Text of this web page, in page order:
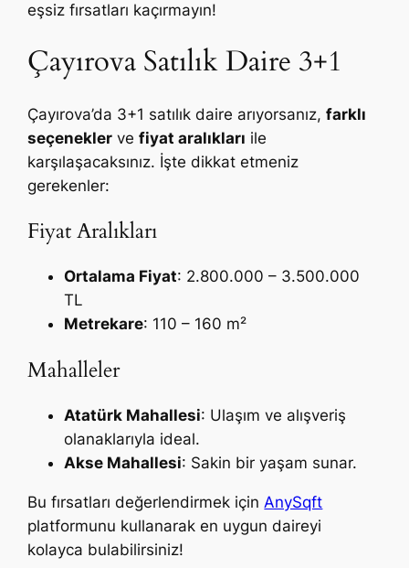
eşsiz fırsatları kaçırmayın!
Çayırova Satılık Daire 3+1
Çayırova’da 3+1 satılık daire arıyorsanız,farklı
seçenekler vefiyat aralıkları ile
karşılaşacaksınız. İşte dikkat etmeniz
gerekenler:
Fiyat Aralıkları
Ortalama Fiyat: 2.800.000 – 3.500.000
TL
Metrekare: 110 – 160 m²
Mahalleler
Atatürk Mahallesi: Ulaşım ve alışveriş
olanaklarıyla ideal.
Akse Mahallesi: Sakin bir yaşam sunar.
Bu fırsatları değerlendirmek için AnySqft
platformunu kullanarak en uygun daireyi
kolayca bulabilirsiniz!